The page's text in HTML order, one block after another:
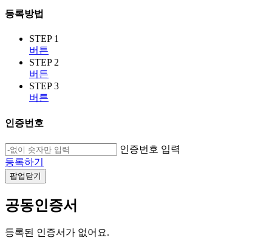
등록방법
STEP 1
버튼
STEP 2
버튼
STEP 3
버튼
인증번호
인증번호 입력
등록하기
팝업닫기
공동인증서
등록된 인증서가 없어요.